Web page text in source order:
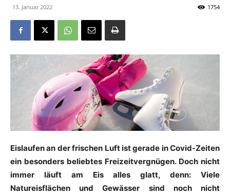
13. Januar 2022 1754
Eislaufen an der frischen Luft ist gerade in Covid-Zeiten
ein besonders beliebtes Freizeitvergnügen. Doch nicht
immer läuft am Eis alles glatt, denn: Viele
Natureisflächen und Gewässer sind noch nicht